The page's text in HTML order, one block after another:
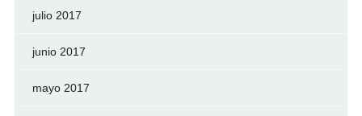
julio 2017
junio 2017
mayo 2017